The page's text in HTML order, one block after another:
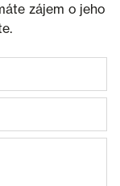
zájem o jeho